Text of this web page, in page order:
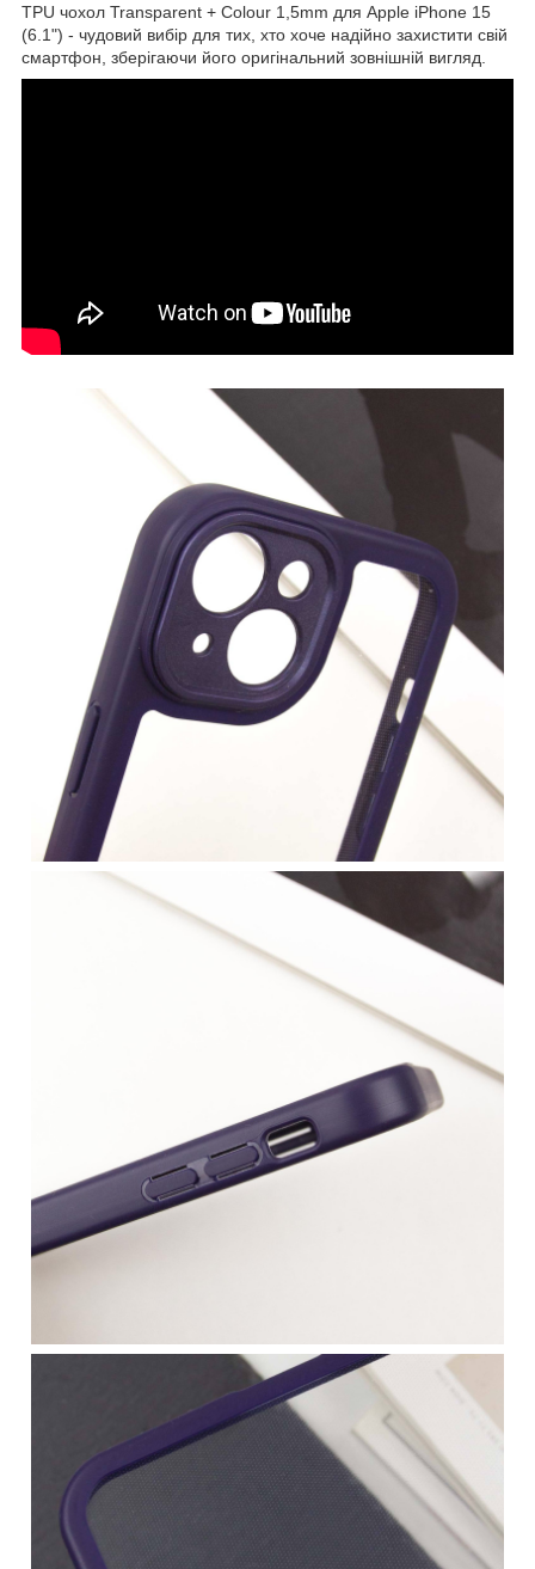
TPU чохол Transparent + Colour 1,5mm для Apple iPhone 15
(6.1") - чудовий вибір для тих, хто хоче надійно захистити свій
смартфон, зберігаючи його оригінальний зовнішній вигляд.